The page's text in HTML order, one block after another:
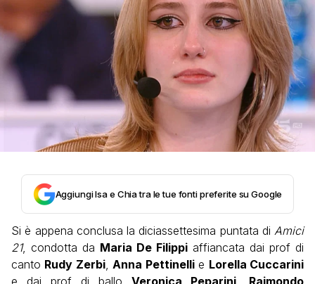
Aggiungi Isa e Chia tra le tue fonti preferite su Google
Si è appena conclusa la diciassettesima puntata di Amici
21, condotta da Maria De Filippi affiancata dai prof di
canto Rudy Zerbi, Anna Pettinellie Lorella Cuccarini
e dai prof di ballo Veronica Peparini
Raimondo